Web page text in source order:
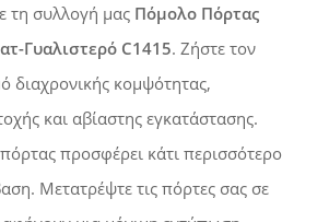
τη συλλογή μας Πόμολο Πόρτας
Γυαλιστερό C1415. Ζήστε τον
διαχρονικής κομψότητας,
και αβίαστης εγκατάστασης.
προσφέρει κάτι περισσότερο
Μετατρέψτε τις πόρτες σας σε